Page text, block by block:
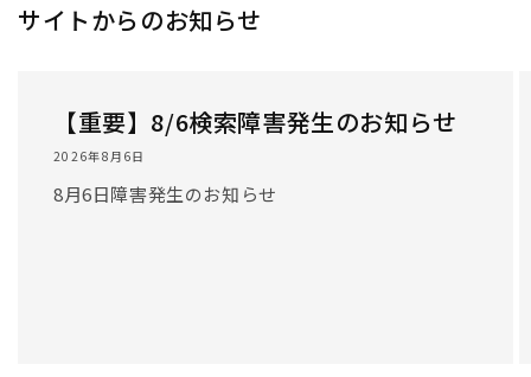
サイトからのお知らせ
【重要】8/6検索障害発生のお知らせ
2026年8月6日
8月6日障害発生のお知らせ